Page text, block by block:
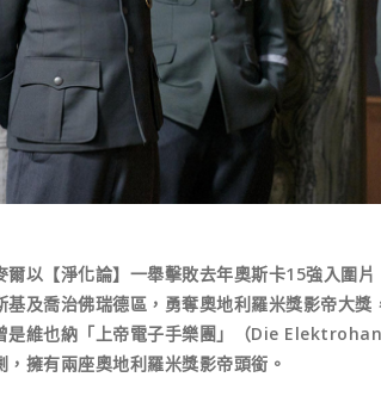
爾以【淨化論】一舉擊敗去年奧斯卡15強入圍
基及喬治佛瑞德區，勇奪奧地利羅米獎影帝大
是維也納「上帝電子手樂團」（Die
，擁有兩座奧地利羅米獎影帝頭銜。